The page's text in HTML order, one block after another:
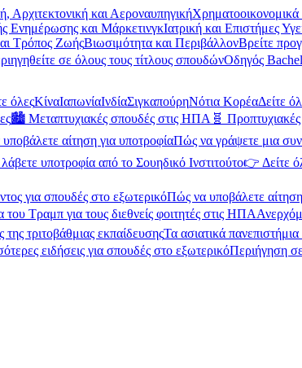
Αρχιτεκτονική και ΑεροναυπηγικήΧρηματοοικονομικά
Ενημέρωσης και ΜάρκετινγκΙατρική και Επιστήμες
Τρόπος ΖωήςΒιωσιμότητα και ΠεριβάλλονΒρείτε
σε όλους τους τίτλους σπουδώνΟδηγός
όλεςΚίναΙαπωνίαΙνδίαΣιγκαπούρηΝότια ΚορέαΔείτε
🏙️ Μεταπτυχιακές σπουδές στις ΗΠΑ 🧬 Προπτυχιακές
αίτηση για υποτροφίαΠώς να γράψετε μια
υποτροφία από το Σουηδικό Ινστιτούτο👉 Δείτε
για σπουδές στο εξωτερικόΠώς να υποβάλετε
του Τραμπ για τους διεθνείς φοιτητές στις ΗΠΑ
τριτοβάθμιας εκπαίδευσηςΤα ασιατικά
ειδήσεις για σπουδές στο εξωτερικόΠεριήγηση